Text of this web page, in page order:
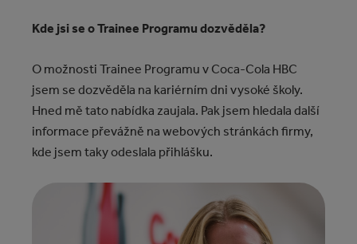
Kde jsi se o Trainee Programu dozvěděla?
O možnosti Trainee Programu v Coca‑Cola HBC
jsem se dozvěděla na kariérním dni vysoké školy.
Hned mě tato nabídka zaujala. Pak jsem hledala další
informace převážně na webových stránkách firmy,
kde jsem taky odeslala přihlášku.